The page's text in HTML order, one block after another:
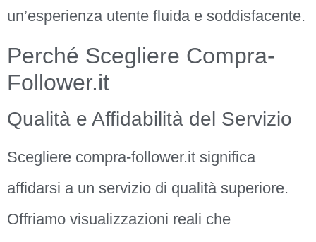
un’esperienza utente fluida e soddisfacente.
Perché Scegliere Compra-
Follower.it
Qualità e Affidabilità del Servizio
Scegliere compra-follower.it significa
affidarsi a un servizio di qualità superiore.
Offriamo visualizzazioni reali che